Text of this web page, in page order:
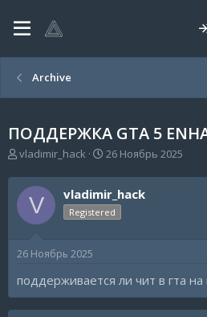
Archive
ПОДДЕРЖКА GTA 5
А
т
о
р
м
vladimir_hack
Д
т
а
н
а
26 Ноябрь 2025
V vladimir_hack
Registered
26 Ноябрь 2025
поддерживается ли чит в гта на